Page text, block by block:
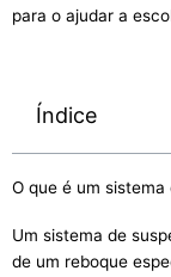
para o ajudar a
Índice
O que é um
Um sistema de
de um reboque